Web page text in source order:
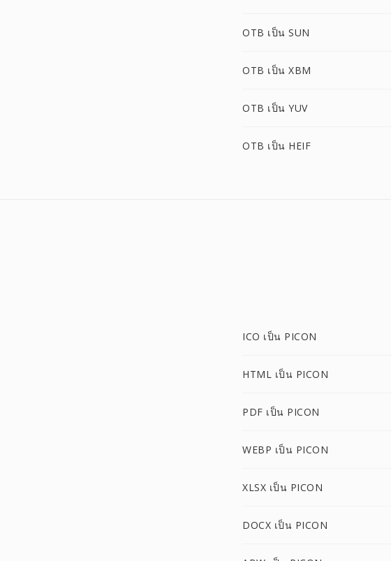
OTB เป็น SUN
OTB เป็น XBM
OTB เป็น YUV
OTB เป็น HEIF
ICO เป็น PICON
HTML เป็น PICON
PDF เป็น PICON
WEBP เป็น PICON
XLSX เป็น PICON
DOCX เป็น PICON